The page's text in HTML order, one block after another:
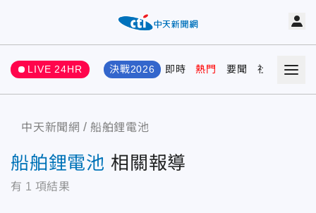
LIVE 24HR 決戰2026 即時 熱門 要聞 社會 娛樂
中天新聞網 船舶鋰電池
船舶鋰電池 相關報導
有 1 項結果